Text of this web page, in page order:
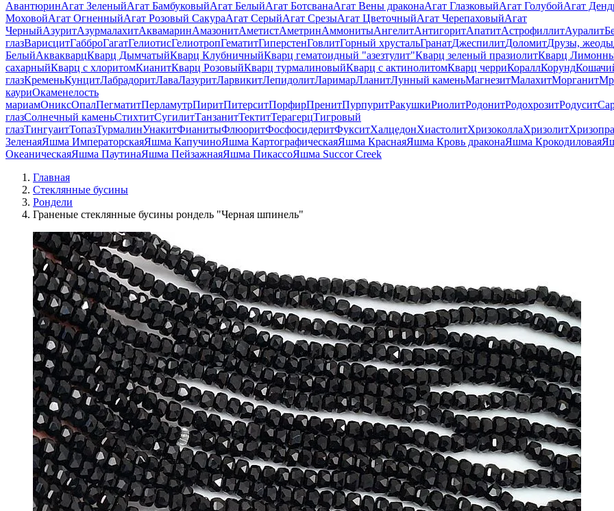
АвантюринАгат ЗеленыйАгат БамбуковыйАгат БелыйАгат БотсванаАгат Вены драконаАгат ГлазковыйАгат ГолубойАгат
МоховойАгат ОгненныйАгат Розовый СакураАгат СерыйАгат СрезыАгат ЦветочныйАгат ЧерепаховыйАгат
ЧерныйАзуритАзурмалахитАквамаринАмазонитАметистАметринАммонитыАнгелитАнтигоритАпатитАстрофиллитАуралит
глазВарисцитГабброГагатГелиотисГелиотропГематитГиперстенГовлитГорный хрустальГранатДжеспилитДоломитДрузы, жеоды
БелыйАквакварцКварц ДымчатыйКварц КлубничныйКварц гематоидный "азезтулит"Кварц зеленый празиолитКварц
сахарныйКварц с хлоритомКианитКварц РозовыйКварц турмалиновыйКварц с актинолитомКварц черриКораллКорунд
глазКременьКунцитЛабрадоритЛаваЛазуритЛарвикитЛепидолитЛаримарЛланитЛунный каменьМагнезитМалахитМорганит
кауриОкаменелость
мариамОниксОпалПегматитПерламутрПиритПитерситПорфирПренитПурпуритРакушкиРиолитРодонитРодохрозитРодусит
глазСолнечный каменьСтихтитСугилитТанзанитТектитТерагерцТигровый
глазТингуаитТопазТурмалинУнакитФианитыФлюоритФосфосидеритФукситХалцедонХиастолитХризоколлаХризолит
ЗеленаяЯшма ИмператорскаяЯшма КапучиноЯшма КартографическаяЯшма КраснаяЯшма Кровь драконаЯшма Крокодиловая
ОкеаническаяЯшма ПаутинаЯшма ПейзажнаяЯшма ПикассоЯшма Succor Creek
Главная
Стеклянные бусины
Рондели
Граненые стеклянные бусины рондель "Черная шпинель"